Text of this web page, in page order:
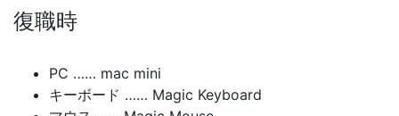
復職時
PC …… mac mini
キーボード …… Magic Keyboard